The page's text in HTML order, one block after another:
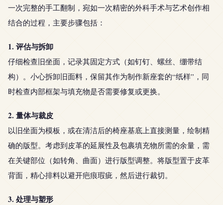
一次完整的手工翻制，宛如一次精密的外科手术与艺术创作相
结合的过程，主要步骤包括：
1. 评估与拆卸
仔细检查旧坐面，记录其固定方式（如钉钉、螺丝、绷带结
构）。小心拆卸旧面料，保留其作为制作新座套的“纸样”，同
时检查内部框架与填充物是否需要修复或更换。
2. 量体与裁皮
以旧坐面为模板，或在清洁后的椅座基底上直接测量，绘制精
确的版型。考虑到皮革的延展性及包裹填充物所需的余量，需
在关键部位（如转角、曲面）进行版型调整。将版型置于皮革
背面，精心排料以避开疤痕瑕疵，然后进行裁切。
3. 处理与塑形